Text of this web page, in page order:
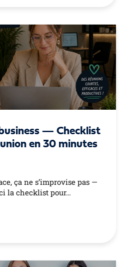
— Checklist
en 30 minutes
ça ne s’improvise pas —
la checklist pour…